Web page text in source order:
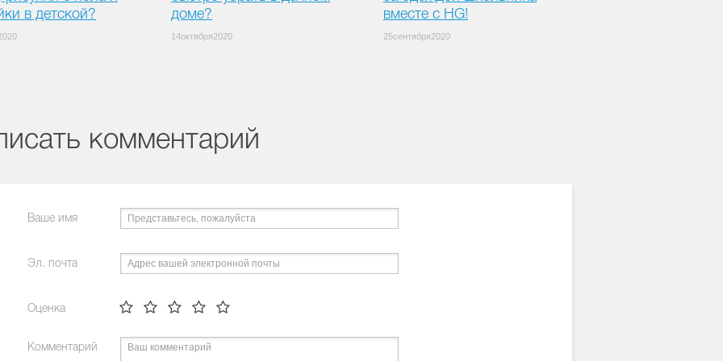
в детской?
доме?
14октября2020
вместе с HG!
25сентября2020
комментарий
Ваше имя
Эл. почта
Оценка
Комментарий